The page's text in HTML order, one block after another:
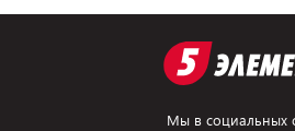
Мы в социальных